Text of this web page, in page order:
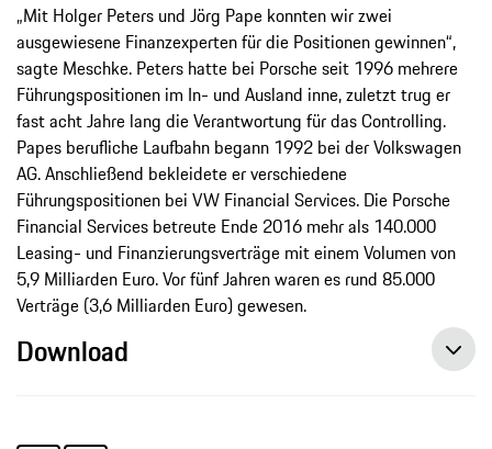
„Mit Holger Peters und Jörg Pape konnten wir zwei
ausgewiesene Finanzexperten für die Positionen gewinnen“,
sagte Meschke. Peters hatte bei Porsche seit 1996 mehrere
Führungspositionen im In- und Ausland inne, zuletzt trug er
fast acht Jahre lang die Verantwortung für das Controlling.
Papes berufliche Laufbahn begann 1992 bei der Volkswagen
AG. Anschließend bekleidete er verschiedene
Führungspositionen bei VW Financial Services. Die Porsche
Financial Services betreute Ende 2016 mehr als 140.000
Leasing- und Finanzierungsverträge mit einem Volumen von
5,9 Milliarden Euro. Vor fünf Jahren waren es rund 85.000
Verträge (3,6 Milliarden Euro) gewesen.
Download